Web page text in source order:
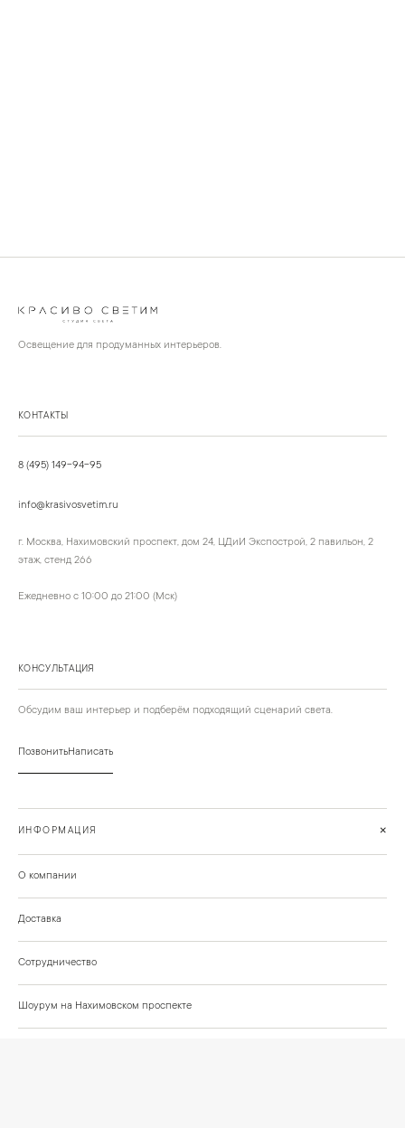
Освещение для продуманных интерьеров.
КОНТАКТЫ
8 (495) 149-94-95
info@krasivosvetim.ru
г. Москва, Нахимовский проспект, дом 24, ЦДиИ Экспострой, 2 павильон, 2
этаж, стенд 266
Ежедневно с 10:00 до 21:00 (Мск)
КОНСУЛЬТАЦИЯ
Обсудим ваш интерьер и подберём подходящий сценарий света.
ПозвонитьНаписать
ИНФОРМАЦИЯ +
О компании
Доставка
Сотрудничество
Шоурум на Нахимовском проспекте